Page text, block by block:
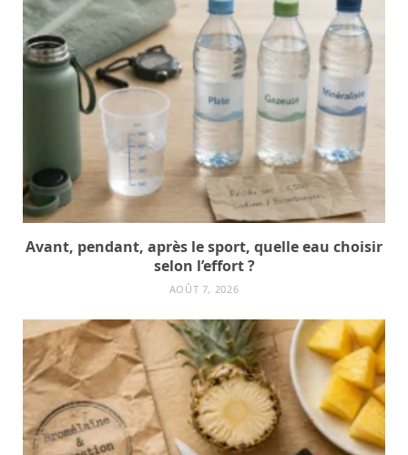
Avant, pendant, après le sport, quelle eau choisir
selon l’effort ?
AOÛT 7, 2026